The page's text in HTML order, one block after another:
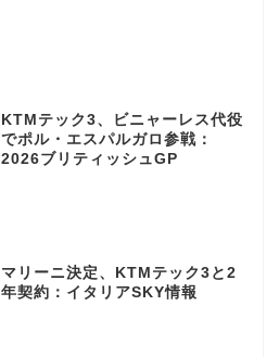
KTMテック3、ビニャーレス代役
でポル・エスパルガロ参戦：
2026ブリティッシュGP
マリーニ決定、KTMテック3と2
年契約：イタリアSKY情報